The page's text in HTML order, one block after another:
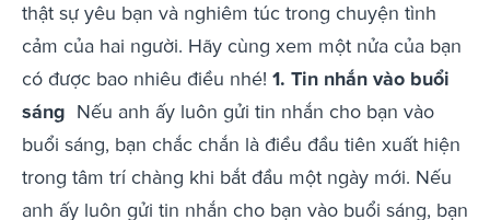
thật sự yêu bạn và nghiêm túc trong chuyện tình
cảm của hai người. Hãy cùng xem một nửa của bạn
có được bao nhiêu điều nhé! 1. Tin nhắn vào buổi
sáng Nếu anh ấy luôn gửi tin nhắn cho bạn vào
buổi sáng, bạn chắc chắn là điều đầu tiên xuất hiện
trong tâm trí chàng khi bắt đầu một ngày mới. Nếu
anh ấy luôn gửi tin nhắn cho bạn vào buổi sáng, bạn